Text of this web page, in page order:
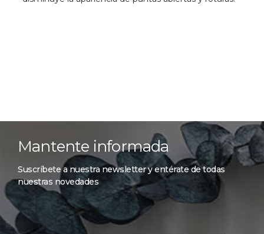
Mantente informada
Suscríbete a nuestra newsletter y entérate de todas
nuestras novedades